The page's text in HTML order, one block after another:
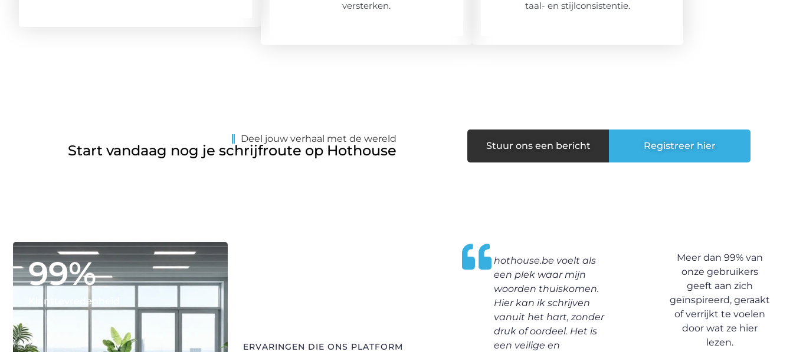
versterken.
taal- en stijlconsistentie.
Deel jouw verhaal met de wereld
Start vandaag nog je schrijfroute op Hothouse Stuur ons een bericht Registreer hier
ERVARINGEN DIE ONS PLATFORM
hothouse.be laat zien
dat verhalen mensen
samenbrengen. Hier
geraakt.
een veilige en
Als beginnende schrijver
vond ik hier de ruimte
om mijn stem te
ontdekken. De redactie
is warm, open en
stimulerend. Het voelde
meteen vertrouwd, en ik
Ik klikte ooit op een
blogtitel uit
nieuwsgierigheid –
inmiddels lees ik
wekelijks. De inhoud is zó
divers en persoonlijk.
Meer dan 99% van
onze gebruikers
geeft aan zich
geïnspireerd, geraakt
of verrijkt te voelen
door wat ze hier
lezen.
Klanttevredenheid
99%